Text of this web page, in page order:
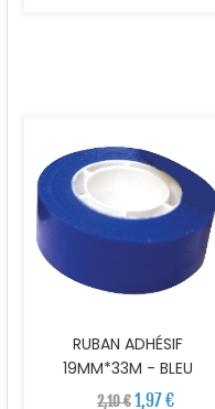
RUBAN ADHÉSIF
19MM*33M - BLEU
2,10 €1,97 €